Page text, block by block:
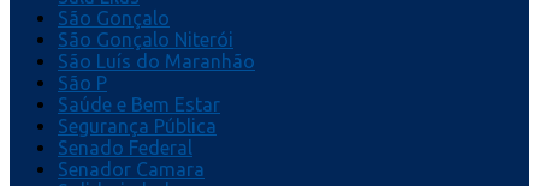
São Gonçalo
São Gonçalo Niterói
São Luís do Maranhão
São P
Saúde e Bem Estar
Segurança Pública
Senado Federal
Senador Camara